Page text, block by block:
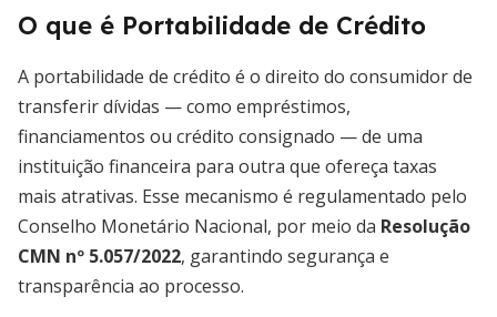
O que é Portabilidade de Crédito
A portabilidade de crédito é o direito do consumidor de
transferir dívidas — como empréstimos,
financiamentos ou crédito consignado — de uma
instituição financeira para outra que ofereça taxas
mais atrativas. Esse mecanismo é regulamentado pelo
Conselho Monetário Nacional, por meio da Resolução
CMN nº 5.057/2022, garantindo segurança e
transparência ao processo.